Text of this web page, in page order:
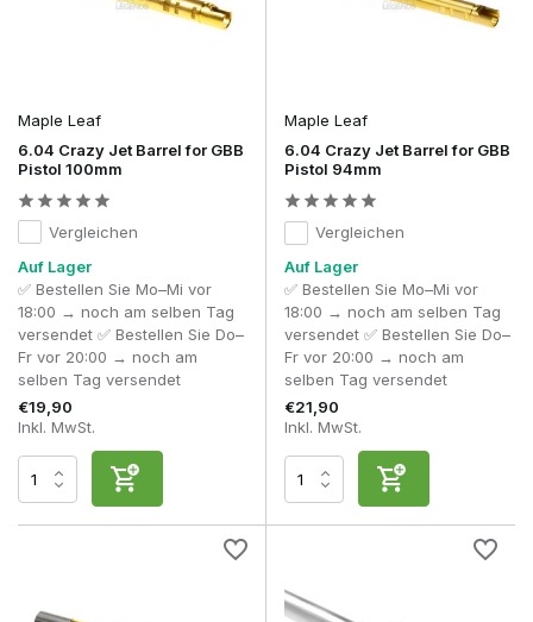
Maple Leaf
6.04 Crazy Jet Barrel for GBB
Pistol 100mm
Vergleichen
Auf Lager
✅ Bestellen Sie Mo–Mi vor
18:00 → noch am selben Tag
versendet ✅ Bestellen Sie Do–
Fr vor 20:00 → noch am
selben Tag versendet
€19,90
Inkl. MwSt.
Maple Leaf
6.04 Crazy Jet Barrel for GBB
Pistol 94mm
Vergleichen
Auf Lager
✅ Bestellen Sie Mo–Mi vor
18:00 → noch am selben Tag
versendet ✅ Bestellen Sie Do–
Fr vor 20:00 → noch am
selben Tag versendet
€21,90
Inkl. MwSt.